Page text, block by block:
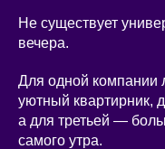
Не существует
вечера.
Для одной компании
уютный квартирник,
а для третьей —
самого утра.